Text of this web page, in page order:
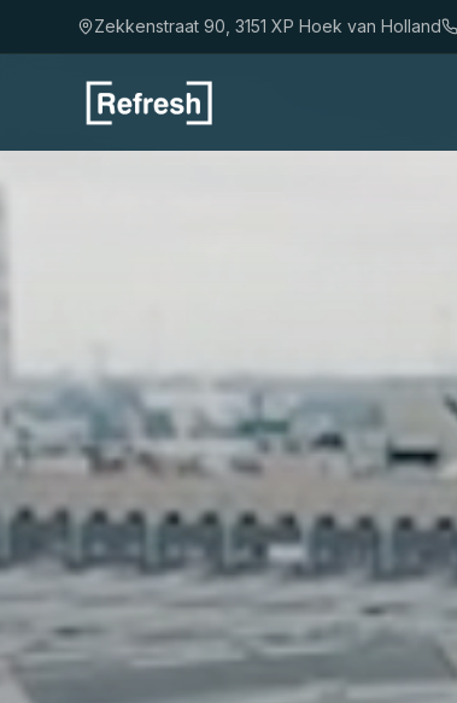
Zekkenstraat 90, 3151 XP Hoek van Holland